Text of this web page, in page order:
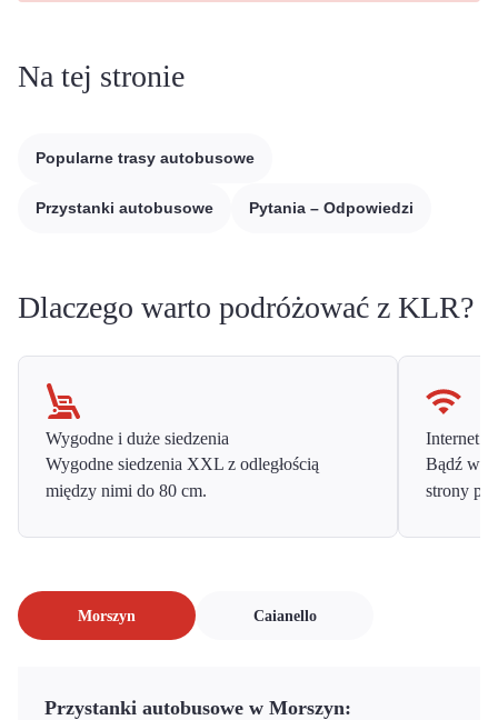
Na tej stronie
Popularne trasy autobusowe
Przystanki autobusowe Pytania – Odpowiedzi
Dlaczego warto podróżować z KLR?
Wygodne i duże siedzenia
Wygodne siedzenia XXL z odległością
między nimi do 80 cm.
Internet
Bądź w
strony
Morszyn Caianello
Przystanki autobusowe w Morszyn: